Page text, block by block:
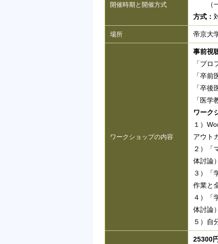
開催時期と開催方式
（一
方式：
場所 帝京大
ワークショップの内容
事前視
「プ
「卒
「卒
「医
ワーク
１）
アウト
２）「
体討論
３）「
作業と
４）「
体討論
５）自
25300